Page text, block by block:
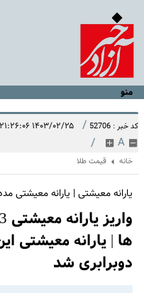
منو
کد خبر : 52706 / ۱۴۰۳/۰۲/۲۵ ۲۱:۲۶:۰۶
A
/
خانه قیمت طلا
یارانه معیشتی | یارانه معیشتی
ها | یارانه معیشتی
دوبرابری شد